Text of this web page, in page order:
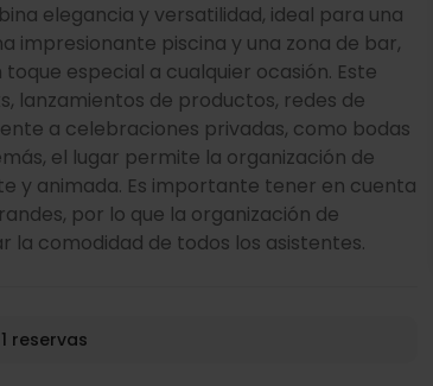
elegancia y versatilidad, ideal para una
impresionante piscina y una zona de bar,
especial a cualquier ocasión. Este
de productos, redes de
a celebraciones privadas, como bodas
el lugar permite la organización de
y animada. Es importante tener en cuenta
por lo que la organización de
la comodidad de todos los asistentes.
reservas